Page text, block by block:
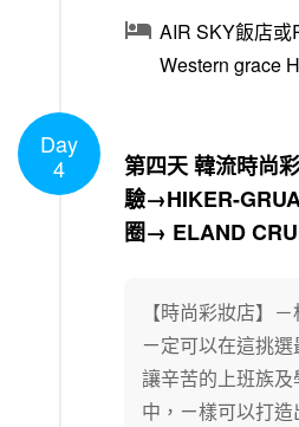
 AIR SKY飯店或
Western grace
Day
4
第四天 韓流時尚
驗→HIKER-
圈→ ELAND
【時尚彩妝店】
ㄧ定可以在這挑選
讓辛苦的上班族
中，ㄧ樣可以打